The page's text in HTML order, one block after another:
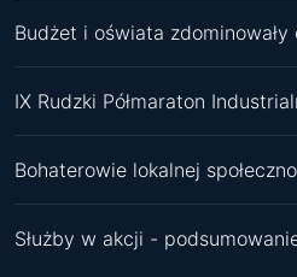
Budżet i oświata zdominowały
IX Rudzki Półmaraton
Bohaterowie lokalnej
Służby w akcji -